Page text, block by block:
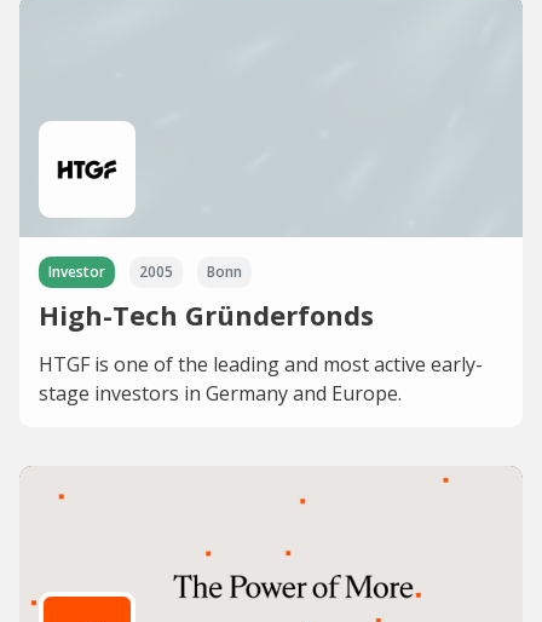
Investor 2005 Bonn
High-Tech Gründerfonds
HTGF is one of the leading and most active early-
stage investors in Germany and Europe.